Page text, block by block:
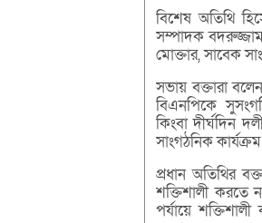
বিশেষ অতিথি
সম্পাদক
মোক্তার, সাবেক
সভায় বক্তারা
বিএনপিকে
কিংবা দীর্ঘদিন
সাংগঠনিক
প্রধান অতিথির
শক্তিশালী করতে
পর্যায়ে